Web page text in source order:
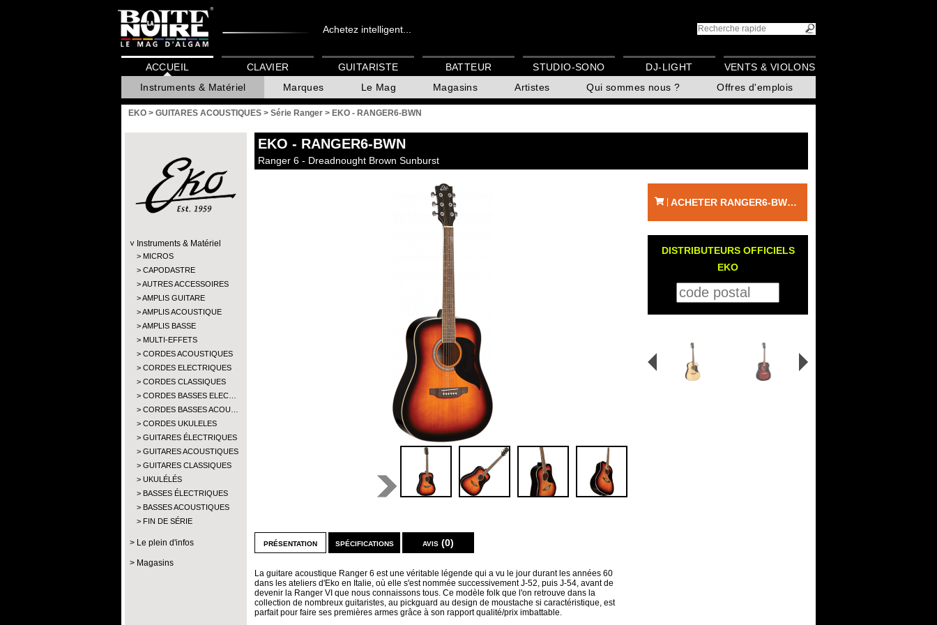
Achetez intelligent...
ACCUEIL
Instruments & Matériel
Marques Le Mag Magasins Artistes Qui sommes nous ? Offres d'emplois
CLAVIER GUITARISTE BATTEUR STUDIO-SONO DJ-LIGHT VENTS & VIOLONS
EKO > GUITARES ACOUSTIQUES > Série Ranger > EKO - RANGER6-BWN
Instruments & Matériel
MICROS
CAPODASTRE
AUTRES ACCESSOIRES
AMPLIS GUITARE
AMPLIS ACOUSTIQUE
AMPLIS BASSE
MULTI-EFFETS
CORDES ACOUSTIQUES
CORDES ELECTRIQUES
CORDES CLASSIQUES
CORDES BASSES ELEC…
CORDES BASSES ACOU…
CORDES UKULELES
GUITARES ÉLECTRIQUES
GUITARES ACOUSTIQUES
GUITARES CLASSIQUES
UKULÉLÉS
BASSES ÉLECTRIQUES
BASSES ACOUSTIQUES
FIN DE SÉRIE
Le plein d'infos
Magasins
EKO - RANGER6-BWN
Ranger 6 - Dreadnought Brown Sunburst
présentation
La guitare acoustique Ranger 6 est une véritable légende qui a vu le jour durant les années 60
dans les ateliers d'Eko en Italie, où elle s'est nommée successivement J-52, puis J-54, avant de
devenir la Ranger VI que nous connaissons tous. Ce modèle folk que l'on retrouve dans la
collection de nombreux guitaristes, au pickguard au design de moustache si caractéristique, est
parfait pour faire ses premières armes grâce à son rapport qualité/prix imbattable.
spécifications avis (0)
ACHETER RANGER6-BWN - EKO
DISTRIBUTEURS OFFICIELS
EKO